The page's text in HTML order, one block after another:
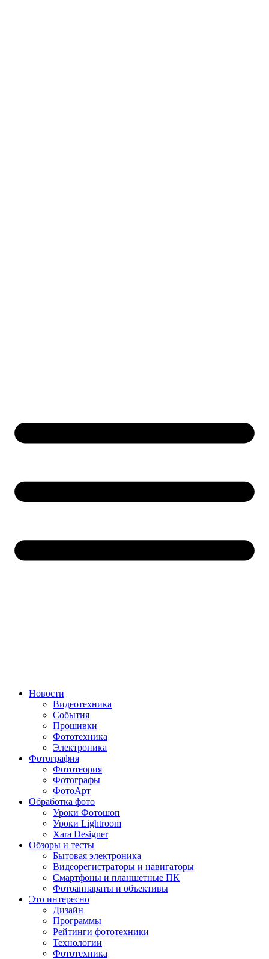
Новости
Видеотехника
События
Прошивки
Фототехника
Электроника
Фотография
Фототеория
Фотографы
ФотоАрт
Обработка фото
Уроки Фотошоп
Уроки Lightroom
Xara Designer
Обзоры и тесты
Бытовая электроника
Видеорегистраторы и навигаторы
Смартфоны и планшетные ПК
Фотоаппараты и объективы
Это интересно
Дизайн
Программы
Рейтинги фототехники
Технологии
Фототехника